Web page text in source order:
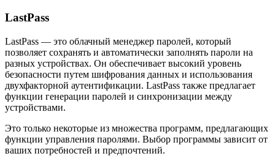
LastPass
LastPass — это облачный менеджер паролей, который
позволяет сохранять и автоматически заполнять пароли на
разных устройствах. Он обеспечивает высокий уровень
безопасности путем шифрования данных и использования
двухфакторной аутентификации. LastPass также предлагает
функции генерации паролей и синхронизации между
устройствами.
Это только некоторые из множества программ, предлагающих
функции управления паролями. Выбор программы зависит от
ваших потребностей и предпочтений.